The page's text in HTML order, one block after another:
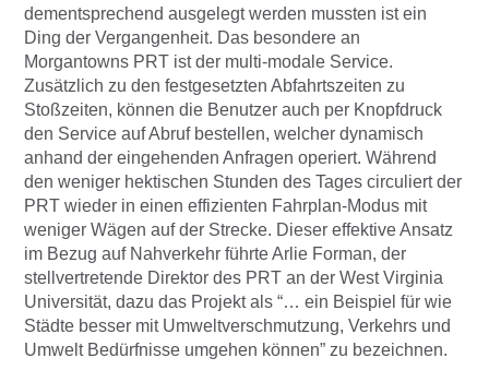
dementsprechend ausgelegt werden mussten ist ein
Ding der Vergangenheit. Das besondere an
Morgantowns PRT ist der multi-modale Service.
Zusätzlich zu den festgesetzten Abfahrtszeiten zu
Stoßzeiten, können die Benutzer auch per Knopfdruck
den Service auf Abruf bestellen, welcher dynamisch
anhand der eingehenden Anfragen operiert. Während
den weniger hektischen Stunden des Tages circuliert der
PRT wieder in einen effizienten Fahrplan-Modus mit
weniger Wägen auf der Strecke. Dieser effektive Ansatz
im Bezug auf Nahverkehr führte Arlie Forman, der
stellvertretende Direktor des PRT an der West Virginia
Universität, dazu das Projekt als “… ein Beispiel für wie
Städte besser mit Umweltverschmutzung, Verkehrs und
Umwelt Bedürfnisse umgehen können” zu bezeichnen.